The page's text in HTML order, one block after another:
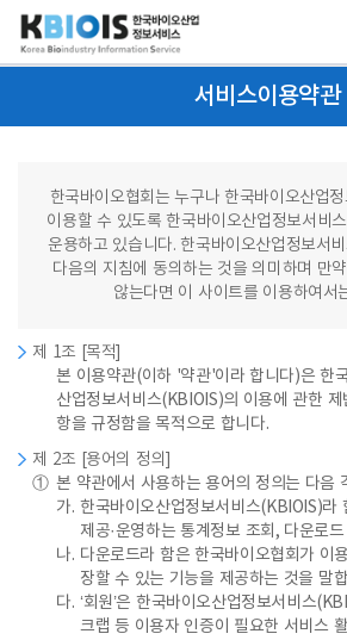
서비스이용약관
한국바이오협회는 누구나 한국바이오산업
이용할 수 있도록 한국바이오산업정보서비
운용하고 있습니다. 한국바이오산업정보서
다음의 지침에 동의하는 것을 의미하며 만
않는다면 이 사이트를 이용하여서
제 1조 [목적]
본 이용약관(이하 '약관'이라 합니다)은 한
산업정보서비스(KBIOIS)의 이용에 관한
항을 규정함을 목적으로 합니다.
제 2조 [용어의 정의]
① 본 약관에서 사용하는 용어의 정의는 다음
가. 한국바이오산업정보서비스(KBIOIS)라
제공·운영하는 통계정보 조회, 다운로
나. 다운로드라 함은 한국바이오협회가 이
장할 수 있는 기능을 제공하는 것을 말
다. ‘회원’은 한국바이오산업정보서비스
크랩 등 이용자 인증이 필요한 서비스